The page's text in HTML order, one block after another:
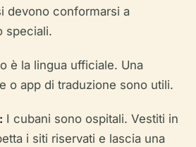
devono conformarsi a
speciali.
è la lingua ufficiale. Una
o app di traduzione sono utili.
I cubani sono ospitali. Vestiti in
i siti riservati e lascia una